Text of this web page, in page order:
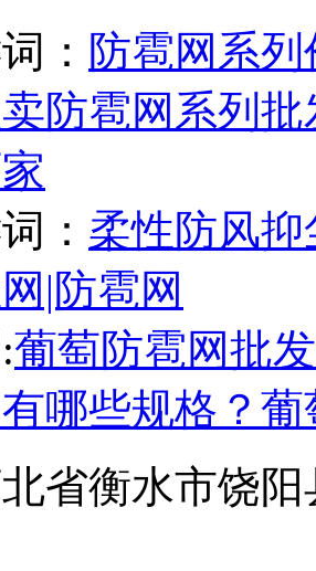
： 防雹网系列
防雹网系列批
： 柔性防风
|防雹网
葡萄防雹网批
哪些规格？ 葡
省衡水市饶